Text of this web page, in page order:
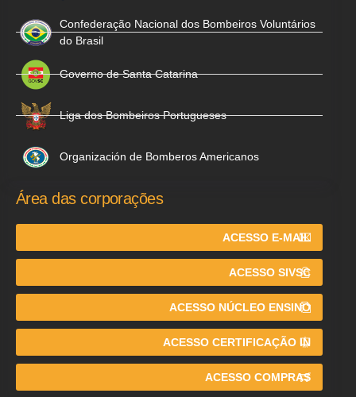
Confederação Nacional dos Bombeiros Voluntários
do Brasil
Governo de Santa Catarina
Liga dos Bombeiros Portugueses
Organización de Bomberos Americanos
Área das corporações
ACESSO E-MAIL
ACESSO SIVSC
ACESSO NÚCLEO ENSINO
ACESSO CERTIFICAÇÃO IN
ACESSO COMPRAS